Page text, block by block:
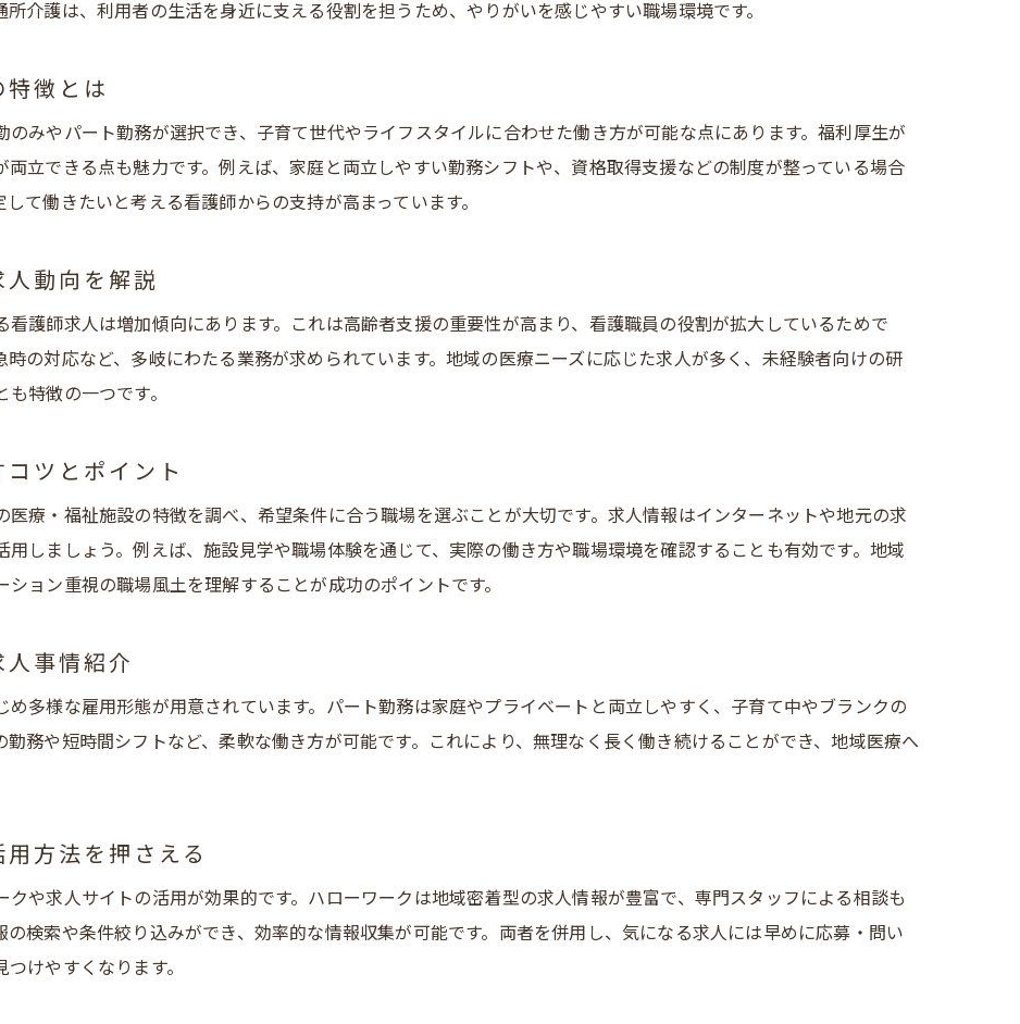
家庭との両立がしやすい通所介護の働き方の実態
ワークライフバランス重視の看護求人事情を解説
安城市の看護求人で注目されるワークライフバランス
パートや日勤求人が人気の理由を徹底解説
育児や家庭と両立できる勤務先選びのポイント
看護師求人選びで重視したい制度や環境とは
地域密着型通所介護が支える安心の職場環境
看護師転職に役立つ安城市の最新求人トレンド
パート求人や柔軟な勤務形態が選ばれる理由
家庭と両立するための介護施設看護師の選び方
安城市の看護師求人で注目すべきチェック項目
未経験やブランク歓迎の看護職員求人が増加中
未経験歓迎の安城市看護職員求人の魅力を紹介
介護は、利用者の生活を身近に支える役割を担うため、やりがいを感じやすい職場環境です。
徴とは
みやパート勤務が選択でき、子育て世代やライフスタイルに合わせた働き方が可能な点にあります。福利厚生が
立できる点も魅力です。例えば、家庭と両立しやすい勤務シフトや、資格取得支援などの制度が整っている場合
て働きたいと考える看護師からの支持が高まっています。
動向を解説
護師求人は増加傾向にあります。これは高齢者支援の重要性が高まり、看護職員の役割が拡大しているためで
の対応など、多岐にわたる業務が求められています。地域の医療ニーズに応じた求人が多く、未経験者向けの研
特徴の一つです。
ツとポイント
療・福祉施設の特徴を調べ、希望条件に合う職場を選ぶことが大切です。求人情報はインターネットや地元の求
しましょう。例えば、施設見学や職場体験を通じて、実際の働き方や職場環境を確認することも有効です。地域
ョン重視の職場風土を理解することが成功のポイントです。
事情紹介
多様な雇用形態が用意されています。パート勤務は家庭やプライベートと両立しやすく、子育て中やブランクの
務や短時間シフトなど、柔軟な働き方が可能です。これにより、無理なく長く働き続けることができ、地域医療へ
方法を押さえる
や求人サイトの活用が効果的です。ハローワークは地域密着型の求人情報が豊富で、専門スタッフによる相談も
検索や条件絞り込みができ、効率的な情報収集が可能です。両者を併用し、気になる求人には早めに応募・問い
けやすくなります。